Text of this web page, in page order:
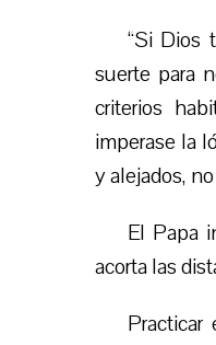
“Si Dios
suerte para
criterios
imperase la
y alejados,
El Papa
acorta las